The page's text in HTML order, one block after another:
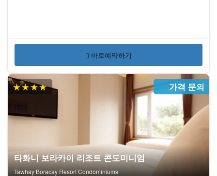
바로예약하기
★★★★ 가격 문의
타화니 보라카이 리조트 콘도미니엄
Tawhay Boracay Resort Condominiums